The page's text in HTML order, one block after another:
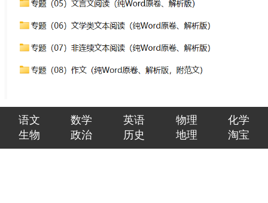
语文 数学 英语 物理
化学
生物
政治 历史 地理 淘宝